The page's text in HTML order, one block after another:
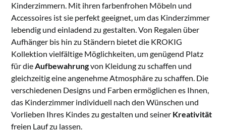
Kinderzimmern. Mit ihren farbenfrohen Möbeln und
Accessoires ist sie perfekt geeignet, um das Kinderzimmer
lebendig und einladend zu gestalten. Von Regalen über
Aufhänger bis hin zu Ständern bietet die KROKIG
Kollektion vielfältige Möglichkeiten, um genügend Platz
für dieAufbewahrungvon Kleidung zu schaffen und
gleichzeitig eine angenehme Atmosphäre zu schaffen. Die
verschiedenen Designs und Farben ermöglichen es Ihnen,
das Kinderzimmer individuell nach den Wünschen und
Vorlieben Ihres Kindes zu gestalten und seiner Kreativität
freien Lauf zu lassen.